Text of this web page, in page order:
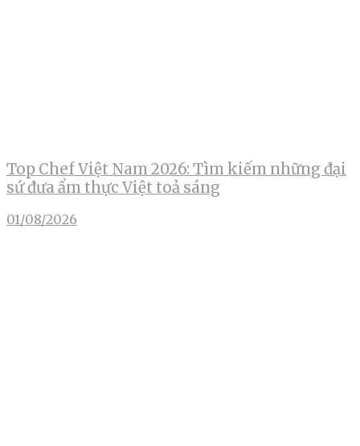
Top Chef Việt Nam 2026: Tìm kiếm những đại
sứ đưa ẩm thực Việt toả sáng
01/08/2026